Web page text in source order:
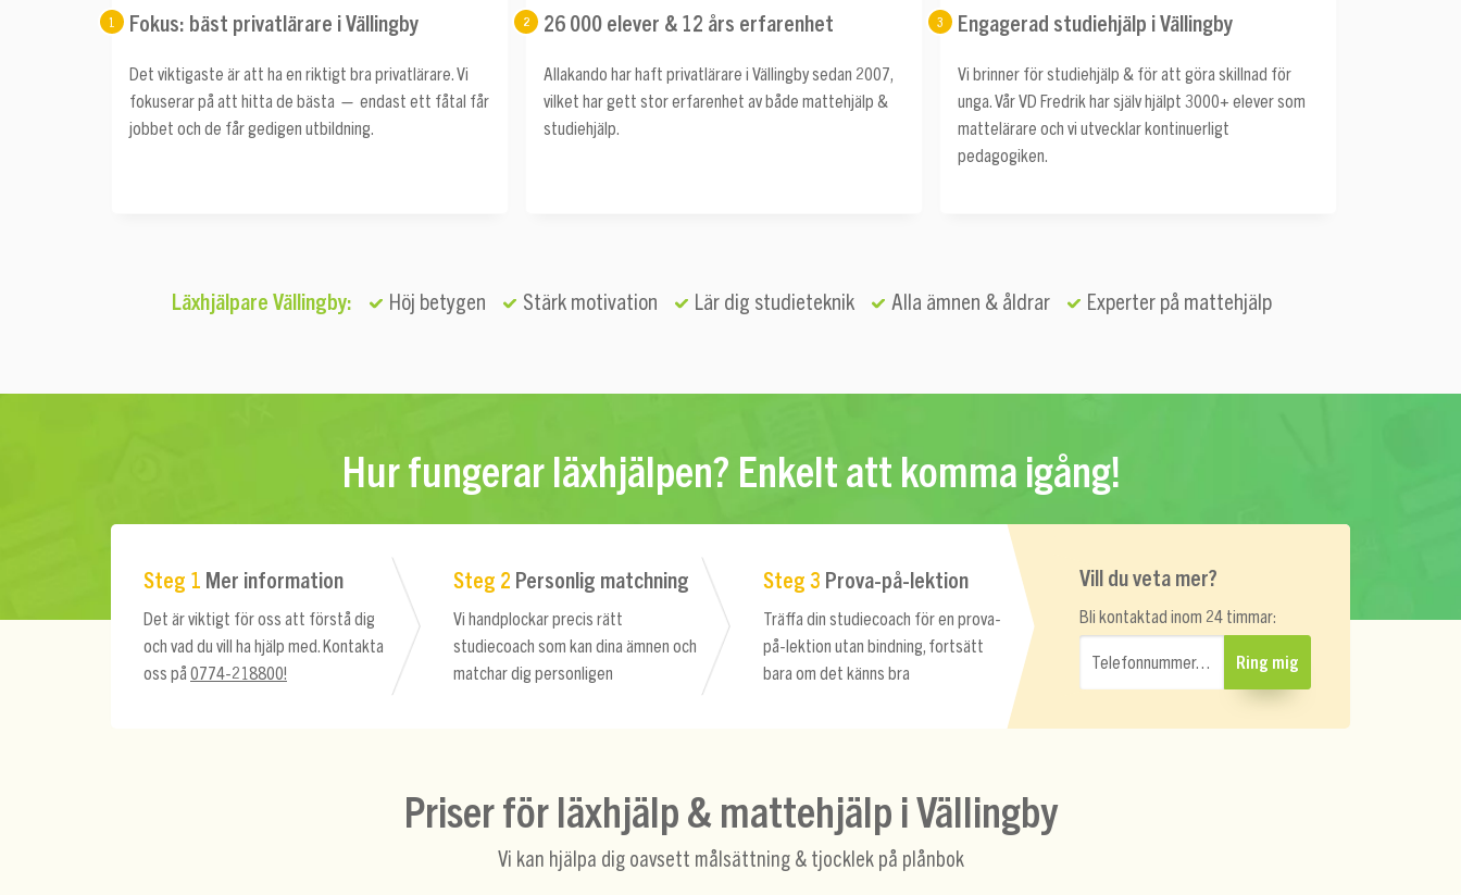
1 Fokus: bäst privatlärare i Vällingby
Det viktigaste är att ha en riktigt bra privatlärare. Vi
fokuserar på att hitta de bästa — endast ett fåtal får
jobbet och de får gedigen utbildning.
2 26 000 elever & 12 års erfarenhet
Allakando har haft privatlärare i Vällingby sedan 2007,
vilket har gett stor erfarenhet av både mattehjälp &
studiehjälp.
3 Engagerad studiehjälp i Vällingby
Vi brinner för studiehjälp & för att göra skillnad för
unga. Vår VD Fredrik har själv hjälpt 3000+ elever som
mattelärare och vi utvecklar kontinuerligt
pedagogiken.
Läxhjälpare Vällingby: Höj betygen Stärk motivation Lär dig studieteknik Alla ämnen & åldrar Experter på mattehjälp
Hur fungerar läxhjälpen? Enkelt att komma igång!
Steg 1 Mer information
Det är viktigt för oss att förstå dig
och vad du vill ha hjälp med. Kontakta
oss på 0774-218800!
Steg 2 Personlig matchning
Vi handplockar precis rätt
studiecoach som kan dina ämnen och
matchar dig personligen
Steg 3 Prova-på-lektion
Träffa din studiecoach för en prova-
på-lektion utan bindning, fortsätt
bara om det känns bra
Vill du veta mer?
Bli kontaktad inom 24 timmar:
Telefonnummer… Ring mig
Priser för läxhjälp & mattehjälp i Vällingby
Vi kan hjälpa dig oavsett målsättning & tjocklek på plånbok